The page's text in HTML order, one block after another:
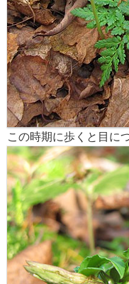
この時期に歩くと目に